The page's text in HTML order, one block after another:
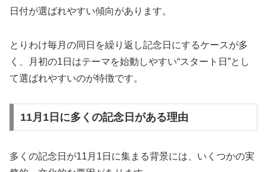
日付が選ばれやすい傾向があります。
とりわけ毎月の同日を繰り返し記念日にするケースが多
く、月初の1日はテーマを始動しやすい“スタート日”とし
て選ばれやすいのが特徴です。
11月1日に多くの記念日がある理由
多くの記念日が11月1日に集まる背景には、いくつかの実